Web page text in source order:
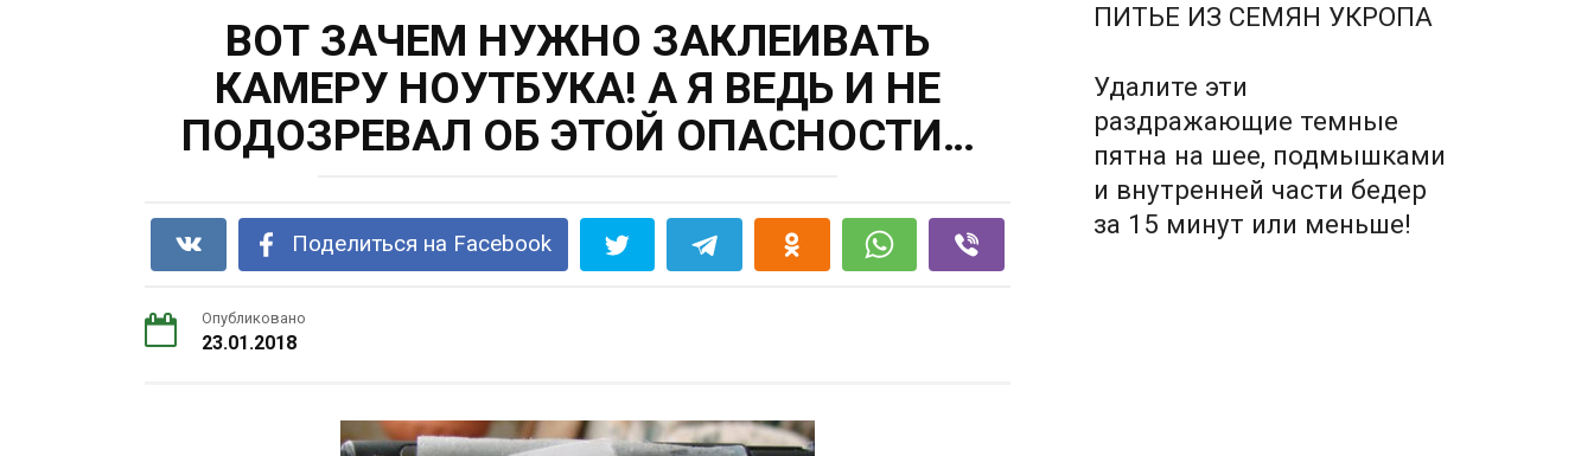
ВОТ ЗАЧЕМ НУЖНО ЗАКЛЕИВАТЬ
КАМЕРУ НОУТБУКА! А Я ВЕДЬ И НЕ
ПОДОЗРЕВАЛ ОБ ЭТОЙ ОПАСНОСТИ…
Поделиться на Facebook
Опубликовано
23.01.2018
ПИТЬЕ ИЗ СЕМЯН УКРОПА
Удалите эти
раздражающие темные
пятна на шее, подмышками
и внутренней части бедер
за 15 минут или меньше!